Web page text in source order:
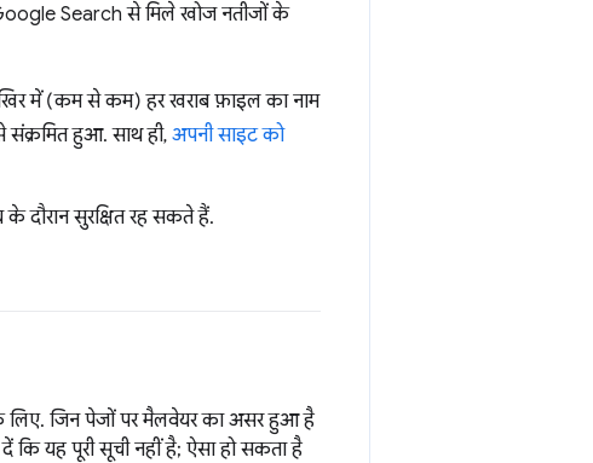
Search से मिले खोज नतीजों के
में (कम से कम) हर खराब फ़ाइल का नाम
संक्रमित हुआ. साथ ही,अपनी साइट को
सुरक्षित रह सकते हैं.
जिन पेजों पर मैलवेयर का असर हुआ है
यह पूरी सूची नहीं है; ऐसा हो सकता है